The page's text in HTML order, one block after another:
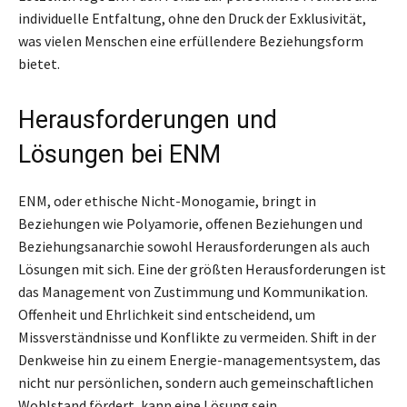
individuelle Entfaltung, ohne den Druck der Exklusivität,
was vielen Menschen eine erfüllendere Beziehungsform
bietet.
Herausforderungen und
Lösungen bei ENM
ENM, oder ethische Nicht-Monogamie, bringt in
Beziehungen wie Polyamorie, offenen Beziehungen und
Beziehungsanarchie sowohl Herausforderungen als auch
Lösungen mit sich. Eine der größten Herausforderungen ist
das Management von Zustimmung und Kommunikation.
Offenheit und Ehrlichkeit sind entscheidend, um
Missverständnisse und Konflikte zu vermeiden. Shift in der
Denkweise hin zu einem Energie-managementsystem, das
nicht nur persönlichen, sondern auch gemeinschaftlichen